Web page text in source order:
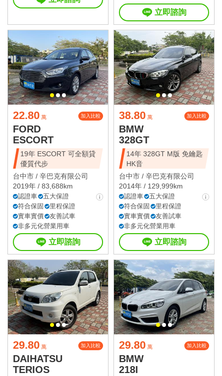
立即諮詢
22.80 萬 加入比較
FORD
ESCORT
19年 ESCORT 可全額貸
優質代步
台中市 / 辛巴克有限公司
2019年 / 83,688km
認證車
五大保證
符合保固
里程保證
實車實價
友善試車
非多元化營業用車
立即諮詢
38.80 萬 加入比較
BMW
328GT
14年 328GT M版 免鑰匙
HK音
台中市 / 辛巴克有限公司
2014年 / 129,999km
認證車
五大保證
符合保固
里程保證
實車實價
友善試車
非多元化營業用車
立即諮詢
29.80 萬 加入比較
DAIHATSU
TERIOS
29.80 萬 加入比較
BMW
218I